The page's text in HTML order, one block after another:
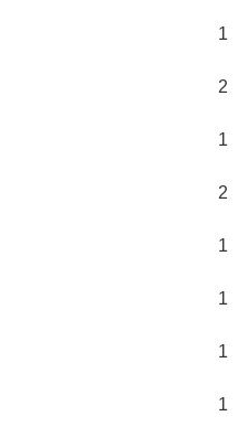
1
2
1
2
1
1
1
1